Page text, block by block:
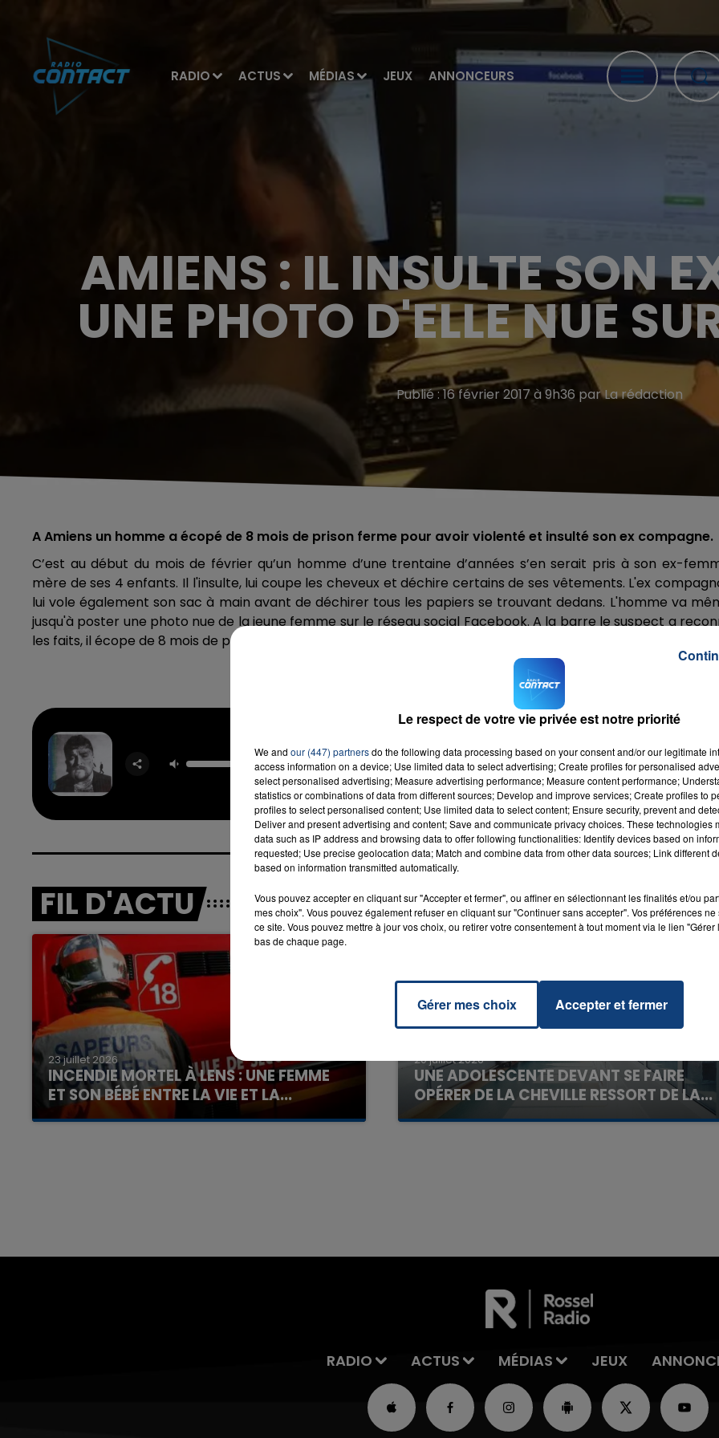
RADIO ACTUS MÉDIAS JEUX ANNONCEURS
AMIENS : IL INSULTE SON
UNE PHOTO D'ELLE NUE
Publié : 16 février 2017 à 9h36 par La rédaction
A Amiens un homme a écopé de 8 mois de prison ferme pour avoir violenté et insulté son ex compagne.
C’est au début du mois de février qu’un homme d’une trentaine d’années s’en serait pris à son ex-
mère de ses 4 enfants. Il l'insulte, lui coupe les cheveux et déchire certains de ses vêtements. L'ex
lui vole également son sac à main avant de déchirer tous les papiers se trouvant dedans. L'homme va
jusqu'à poster une photo nue de la jeune femme sur le réseau social Facebook. A la barre le suspect a
les faits, il écope de 8 mois de prison et placé sous mandats de dépots.
Mr Know It All
TEDDY SWIMS
RADIO CONTACT
FIL D'ACTU
23 juillet 2026
INCENDIE MORTEL À LENS : UNE FEMME
ET SON BÉBÉ ENTRE LA VIE ET LA...
Un homme s'est immolé par le feu après avoir
20 juillet 2026
UNE ADOLESCENTE DEVANT SE FAIRE
OPÉRER DE LA CHEVILLE RESSORT DE LA...
La famille a porté plainte contre la clinique qui a
RADIO ACTUS MÉDIAS JEUX
Le respect de votre vie privée est notre priorité
We and our (447) partnersdo the following data processing based on your consent and/or our legitimate
access information on a device; Use limited data to select advertising; Create profiles for personalised
select personalised advertising; Measure advertising performance; Measure content performance;
statistics or combinations of data from different sources; Develop and improve services; Create profiles to
profiles to select personalised content; Use limited data to select content; Ensure security, prevent and
Deliver and present advertising and content; Save and communicate privacy choices. These technologies
data such as IP address and browsing data to offer following functionalities: Identify devices based on
requested; Use precise geolocation data; Match and combine data from other data sources; Link different
based on information transmitted automatically.
Vous pouvez accepter en cliquant sur "Accepter et fermer", ou affiner en sélectionnant les finalités et/ou
mes choix". Vous pouvez également refuser en cliquant sur "Continuer sans accepter". Vos préférences
ce site. Vous pouvez mettre à jour vos choix, ou retirer votre consentement à tout moment via le lien
bas de chaque page.
Gérer mes choix Accepter et fermer